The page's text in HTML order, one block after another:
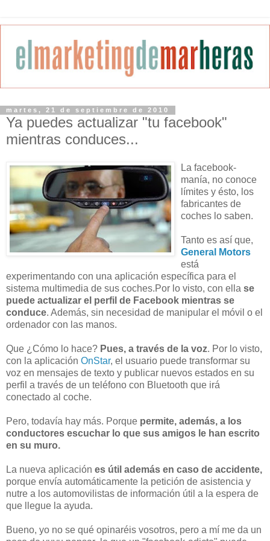
martes, 21 de septiembre de 2010
Ya puedes actualizar "tu facebook"
mientras conduces...
La facebook-
manía, no conoce
límites y ésto, los
fabricantes de
coches lo saben.
Tanto es así que,
General Motors
está
experimentando con una aplicación específica para el
sistema multimedia de sus coches.Por lo visto, con ella se
puede actualizar el perfil de Facebook mientras se
conduce. Además, sin necesidad de manipular el móvil o el
ordenador con las manos.
Que ¿Cómo lo hace? Pues, a través de la voz. Por lo visto,
con la aplicación OnStar, el usuario puede transformar su
voz en mensajes de texto y publicar nuevos estados en su
perfil a través de un teléfono con Bluetooth que irá
conectado al coche.
Pero, todavía hay más. Porque permite, además, a los
conductores escuchar lo que sus amigos le han escrito
en su muro.
La nueva aplicación es útil además en caso de accidente,
porque envía automáticamente la petición de asistencia y
nutre a los automovilistas de información útil a la espera de
que llegue la ayuda.
Bueno, yo no se qué opinaréis vosotros, pero a mí me da un